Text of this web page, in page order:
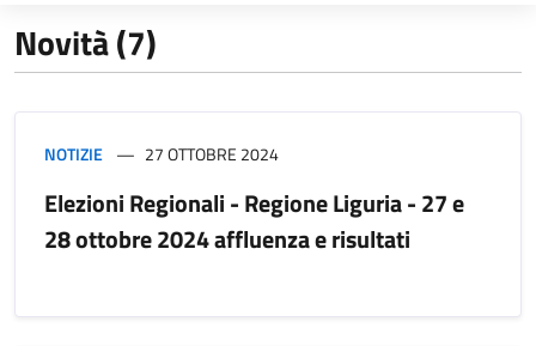
Novità (7)
NOTIZIE 27 OTTOBRE 2024
Elezioni Regionali - Regione Liguria - 27 e
28 ottobre 2024 affluenza e risultati